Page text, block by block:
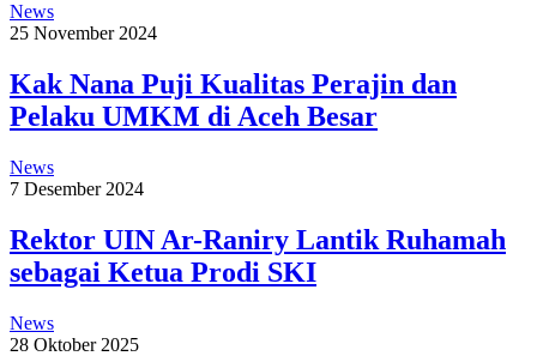
News
25 November 2024
Kak Nana Puji Kualitas Perajin dan
Pelaku UMKM di Aceh Besar
News
7 Desember 2024
Rektor UIN Ar-Raniry Lantik Ruhamah
sebagai Ketua Prodi SKI
News
28 Oktober 2025